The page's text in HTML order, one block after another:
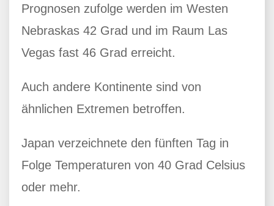
Prognosen zufolge werden im Westen
Nebraskas 42 Grad und im Raum Las
Vegas fast 46 Grad erreicht.
Auch andere Kontinente sind von
ähnlichen Extremen betroffen.
Japan verzeichnete den fünften Tag in
Folge Temperaturen von 40 Grad Celsius
oder mehr.